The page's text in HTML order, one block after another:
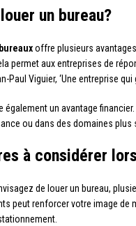
un bureau?
offre plusieurs
permet aux entreprises de
Paul Viguier, ‘Une entreprise
également un avantage
ou dans des domaines plus
à considérer
de louer un bureau,
peut renforcer votre image